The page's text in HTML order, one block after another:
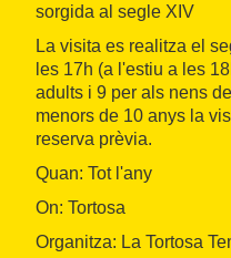
sorgida al segle XIV
La visita es realitza el
les 17h (a l'estiu a les
adults i 9 per als nens
menors de 10 anys la
reserva prèvia.
Quan: Tot l'any
On: Tortosa
Organitza: La Tortosa